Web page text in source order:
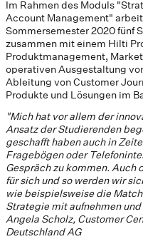
Im Rahmen des Moduls
Account Management"
Sommersemester 2020 fünf
zusammen mit einem Hilti
Produktmanagement,
operativen Ausgestaltung
Ableitung von Customer
Produkte und Lösungen im
"Mich hat vor allem der
Ansatz der Studierenden
geschafft haben auch in
Fragebögen oder
Gespräch zu kommen. Auch
für sich und so werden wir
wie beispielsweise die
Strategie mit aufnehmen
Angela Scholz, Customer
Deutschland AG